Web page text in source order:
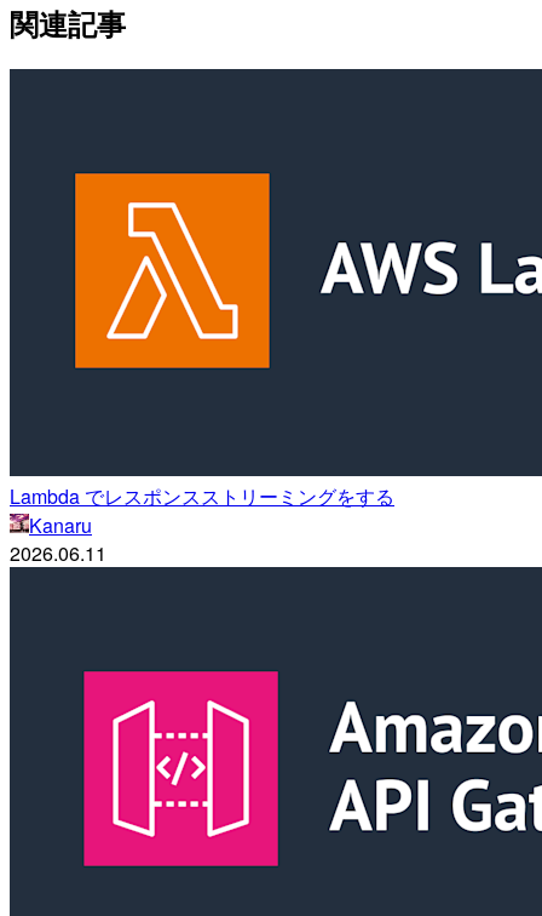
関連記事
Lambda でレスポンスストリーミングをする
Kanaru
2026.06.11